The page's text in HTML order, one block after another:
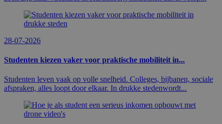
28-07-2026
Studenten kiezen vaker voor praktische mobiliteit in...
Studenten leven vaak op volle snelheid. Colleges, bijbanen, sociale
afspraken, alles loopt door elkaar. In drukke stedenwordt...